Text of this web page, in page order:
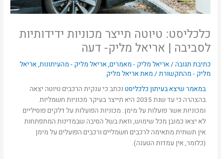
כלכליסט: טיוטה תייצר מכוניות ידידותיות
לסביבה | אריאל מליק- דעה
כתיבת תגובה /אריאל מליק - מאמרים,אריאל מליק - מהעיתונות,אריאל
מליק - מהתקשורת / מאתאריאל מליק
במאמר שיצא בעיתון כלכליסט נכתב כי ענקית הרכבים טיוטה יצאה
בהצהרה כי עד שנת 2035 היא תייצר בעיקר מכוניות חשמליות
ומכוניות אשר פועלות על מימן. מכוניות הפועלות על דלקים פוסיליים
לא יצאו כמובן מכל שימוש, וזאת בשל הסיבה שבמדינות המתפתחות
אין תשתית מתאימה לרכבים חשמליים ורכבים הפועלים על מימן
(כלומר, אין עמדות הטענה).